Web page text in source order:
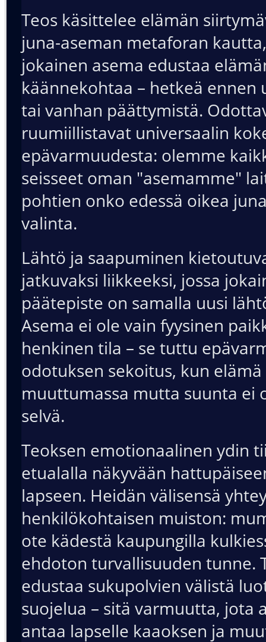
Teos käsittelee elämän
juna-aseman metaforan
jokainen asema edustaa
käännekohtaa – hetkeä ennen
tai vanhan päättymistä.
ruumiillistavat universaalin
epävarmuudesta: olemme
seisseet oman "asemamme"
pohtien onko edessä oikea
valinta.
Lähtö ja saapuminen
jatkuvaksi liikkeeksi, jossa
päätepiste on samalla uusi
Asema ei ole vain fyysinen
henkinen tila – se tuttu
odotuksen sekoitus, kun
muuttumassa mutta suunta ei
selvä.
Teoksen emotionaalinen ydin
etualalla näkyvään
lapseen. Heidän välisensä
henkilökohtaisen muiston:
ote kädestä kaupungilla
ehdoton turvallisuuden tunne.
edustaa sukupolvien välistä
suojelua – sitä varmuutta, jota
antaa lapselle kaaoksen ja